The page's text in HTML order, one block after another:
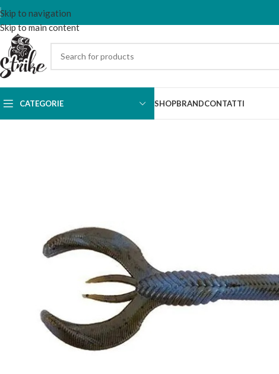
Skip to navigation
Skip to main content
CATEGORIE SHOPBRANDCONTATTI